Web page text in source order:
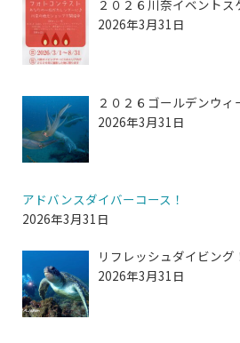
２０２６川奈イベントス
2026年3月31日
２０２６ゴールデンウィ
2026年3月31日
アドバンスダイバーコース！
2026年3月31日
リフレッシュダイビング
2026年3月31日